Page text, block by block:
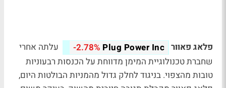
פלאג פאוור Plug Power Inc
-2.78%
עלתה אחרי
שחברת טכנולוגיית המימן מדווחת על הכנסות רבעוניות
טובות מהצפוי. בניגוד לחלק גדול מהמניות הבולטות היום,